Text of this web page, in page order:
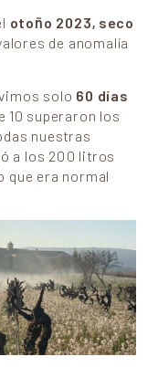
otoño 2023, seco
de anomalía
solo 60 días
10 superaron los
nuestras
a los 200 litros
que era normal